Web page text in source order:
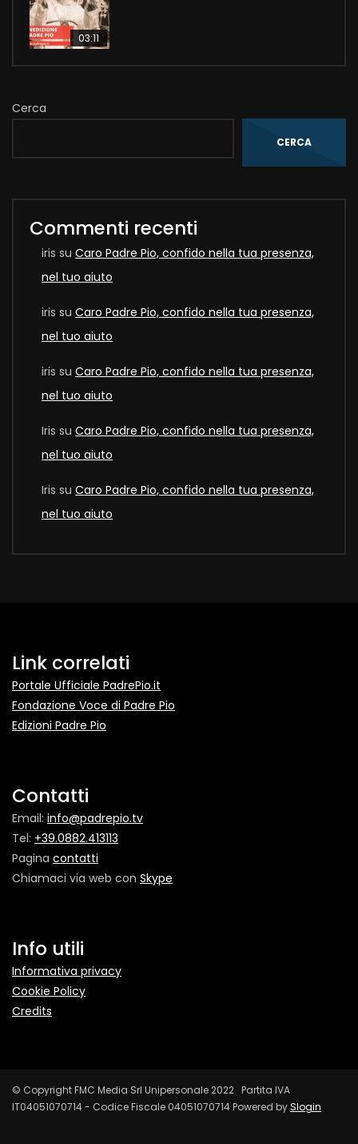
03:11
Cerca
CERCA
Commenti recenti
iris su Caro Padre Pio, confido nella tua presenza,
nel tuo aiuto
iris su Caro Padre Pio, confido nella tua presenza,
nel tuo aiuto
iris su Caro Padre Pio, confido nella tua presenza,
nel tuo aiuto
Iris su Caro Padre Pio, confido nella tua presenza,
nel tuo aiuto
Iris su Caro Padre Pio, confido nella tua presenza,
nel tuo aiuto
Link correlati
Portale Ufficiale PadrePio.it
Fondazione Voce di Padre Pio
Edizioni Padre Pio
Contatti
Email: info@padrepio.tv
Tel: +39.0882.413113
Pagina contatti
Chiamaci via web con Skype
Info utili
Informativa privacy
Cookie Policy
Credits
© Copyright FMC Media Srl Unipersonale 2022 Partita IVA
IT04051070714 - Codice Fiscale 04051070714 Powered bySlogin